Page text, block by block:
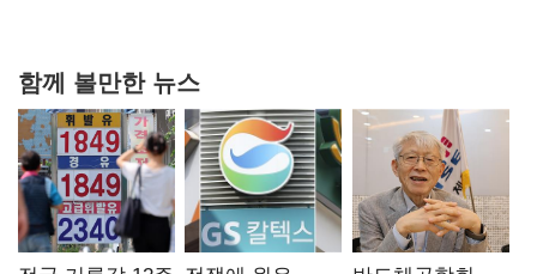
함께 볼만한 뉴스